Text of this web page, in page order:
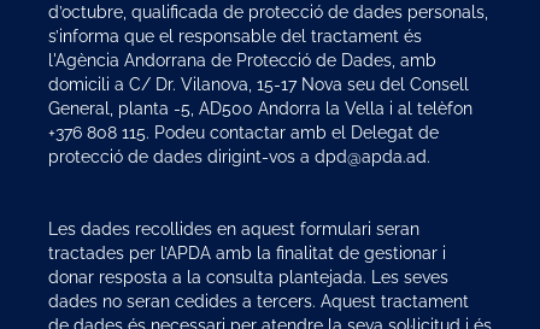
d’octubre, qualificada de protecció de dades personals,
s’informa que el responsable del tractament és
l'Agència Andorrana de Protecció de Dades, amb
domicili a C/ Dr. Vilanova, 15-17 Nova seu del Consell
General, planta -5, AD500 Andorra la Vella i al telèfon
+376 808 115. Podeu contactar amb el Delegat de
protecció de dades dirigint-vos a dpd@apda.ad.
Les dades recollides en aquest formulari seran
tractades per l’APDA amb la finalitat de gestionar i
donar resposta a la consulta plantejada. Les seves
dades no seran cedides a tercers. Aquest tractament